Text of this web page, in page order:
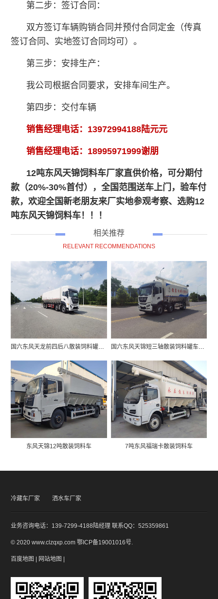
第二步：签订合同：
双方签订车辆购销合同并预付合同定金（传真
签订合同、实地签订合同均可）。
第三步：安排生产：
我公司根据合同要求，安排车间生产。
第四步：交付车辆
销售经理电话：13972994188陆元元
销售经理电话：18995971999谢朋
12吨东风天锦饲料车厂家直供价格，可分期付
款（20%-30%首付），全国范围送车上门，验车付
款，欢迎全国新老朋友来厂实地参观考察、选购12
吨东风天锦饲料车！！！
相关推荐
RELEVANT RECOMMENDATIONS
国六东风天龙前四后八散装饲料罐车价格图片 国六东风天锦短三轴散装饲料罐车价格图片
东风天锦12吨散装饲料车 7吨东风福瑞卡散装饲料车
冷藏车厂家 洒水车厂家
业务咨询电话：139-7299-4188陆经理 联系QQ：525359861
© 2020 www.clzqxp.com鄂ICP备19001016号.
百度地图 网站地图